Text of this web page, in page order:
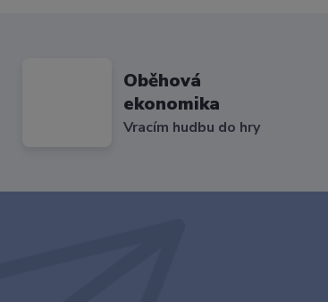
Oběhová
ekonomika
Vracím hudbu do hry